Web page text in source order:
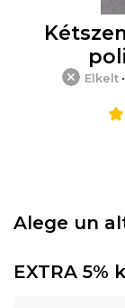
Elkelt
Alege un
EXTRA